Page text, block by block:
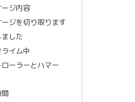
ジ内容
ジを切り取ります
した
イム中
ローラーとハマー